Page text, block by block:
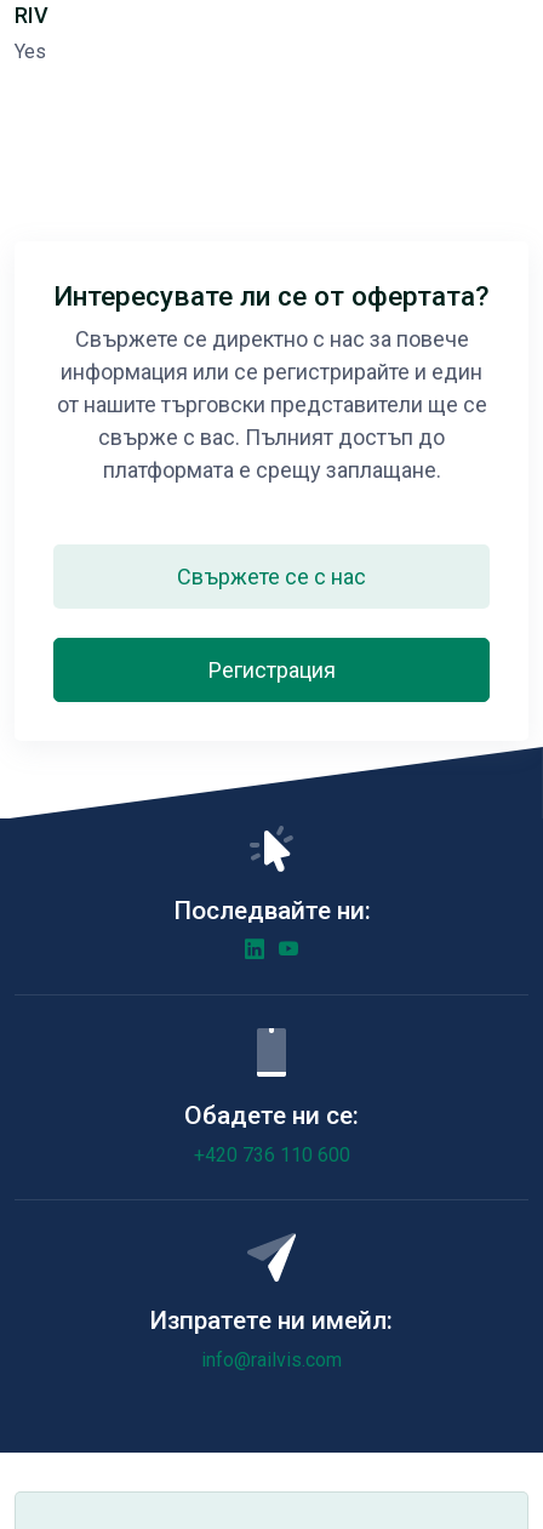
RIV
Yes
Интересувате ли се от офертата?
Свържете се директно с нас за повече
информация или се регистрирайте и един
от нашите търговски представители ще се
свърже с вас. Пълният достъп до
платформата е срещу заплащане.
Свържете се с нас
Регистрация
Последвайте ни:
Обадете ни се:
+420 736 110 600
Изпратете ни имейл:
info@railvis.com